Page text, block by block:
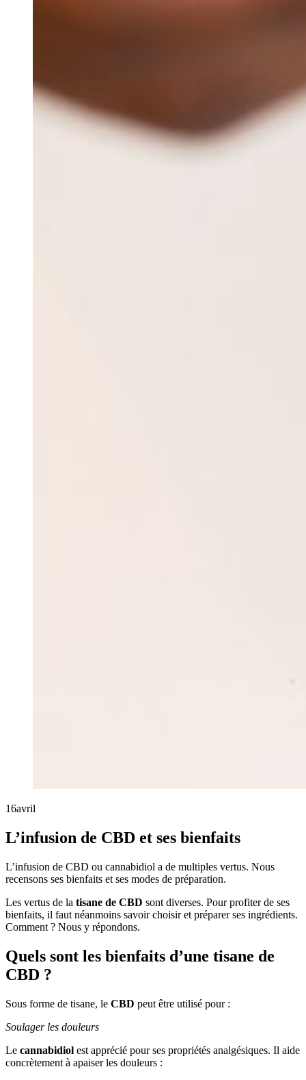
16avril
L’infusion de CBD et ses bienfaits
L’infusion de CBD ou cannabidiol a de multiples vertus. Nous
recensons ses bienfaits et ses modes de préparation.
Les vertus de la tisane de CBD sont diverses. Pour profiter de ses
bienfaits, il faut néanmoins savoir choisir et préparer ses ingrédients.
Comment ? Nous y répondons.
Quels sont les bienfaits d’une tisane de
CBD ?
Sous forme de tisane, le CBD peut être utilisé pour :
Soulager les douleurs
Le cannabidiol est apprécié pour ses propriétés analgésiques. Il aide
concrètement à apaiser les douleurs :